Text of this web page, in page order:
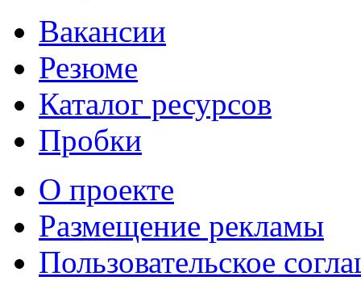
Вакансии
Резюме
Каталог ресурсов
Пробки
О проекте
Размещение рекламы
Пользовательское